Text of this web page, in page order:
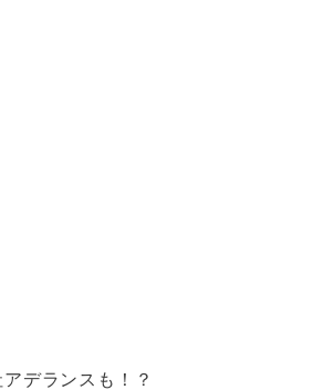
デランスも！？